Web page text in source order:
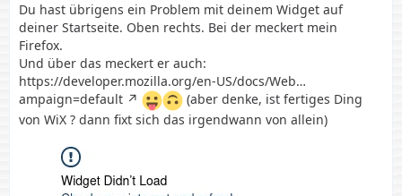
Du hast übrigens ein Problem mit deinem Widget auf
deiner Startseite. Oben rechts. Bei der meckert mein
Firefox.
Und über das meckert er auch:
https://developer.mozilla.org/en-US/docs/Web…
ampaign=default
(aber denke, ist fertiges Ding
von WiX ? dann fixt sich das irgendwann von allein)